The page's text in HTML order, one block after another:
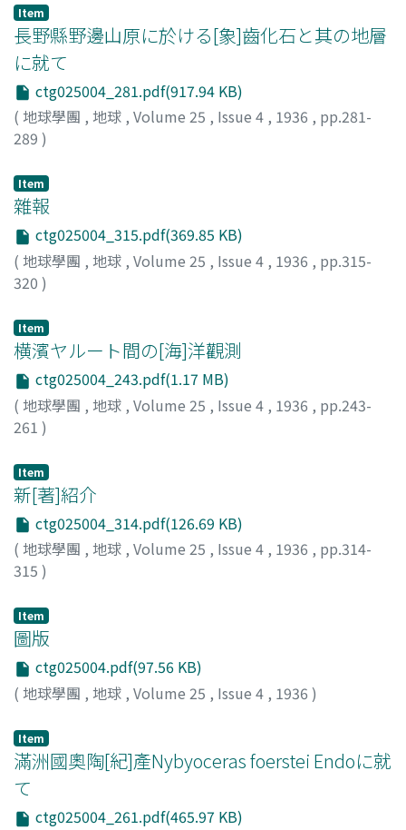
Item
長野縣野邊山原に於ける[象]齒化石と其の地層
に就て
ctg025004_281.pdf(917.94 KB)
( 地球學團 , 地球 , Volume 25 , Issue 4 , 1936 , pp.281-
289 )
Item
雜報
ctg025004_315.pdf(369.85 KB)
( 地球學團 , 地球 , Volume 25 , Issue 4 , 1936 , pp.315-
320 )
Item
横濱ヤルート間の[海]洋觀測
ctg025004_243.pdf(1.17 MB)
( 地球學團 , 地球 , Volume 25 , Issue 4 , 1936 , pp.243-
261 )
Item
新[著]紹介
ctg025004_314.pdf(126.69 KB)
( 地球學團 , 地球 , Volume 25 , Issue 4 , 1936 , pp.314-
315 )
Item
圖版
ctg025004.pdf(97.56 KB)
( 地球學團 , 地球 , Volume 25 , Issue 4 , 1936 )
Item
滿洲國奧陶[紀]產Nybyoceras foerstei Endoに就
て
ctg025004_261.pdf(465.97 KB)